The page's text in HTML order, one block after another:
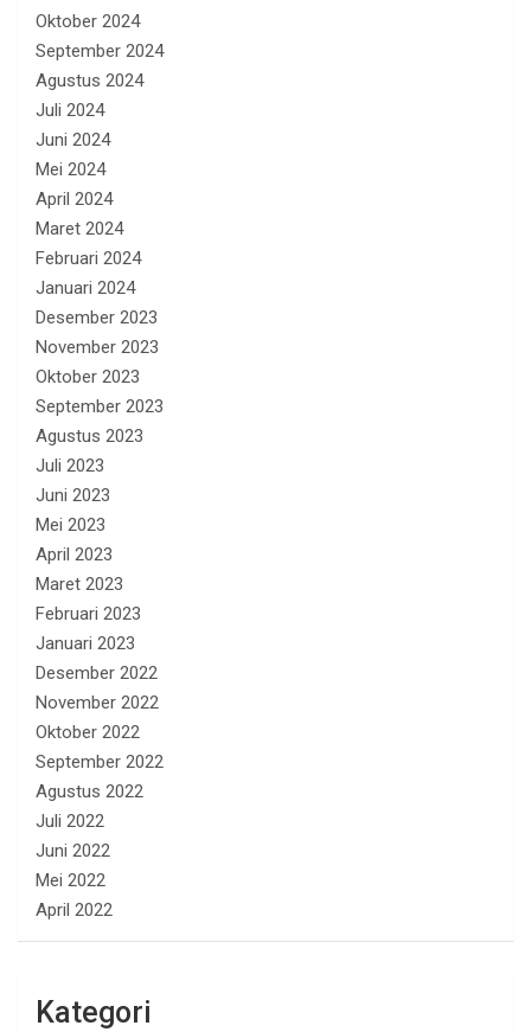
Oktober 2024
September 2024
Agustus 2024
Juli 2024
Juni 2024
Mei 2024
April 2024
Maret 2024
Februari 2024
Januari 2024
Desember 2023
November 2023
Oktober 2023
September 2023
Agustus 2023
Juli 2023
Juni 2023
Mei 2023
April 2023
Maret 2023
Februari 2023
Januari 2023
Desember 2022
November 2022
Oktober 2022
September 2022
Agustus 2022
Juli 2022
Juni 2022
Mei 2022
April 2022
Kategori